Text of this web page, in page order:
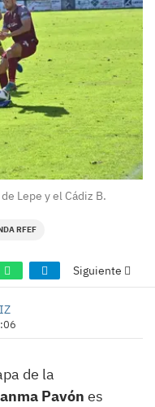
Lepe y el Cádiz B.
RFEF
Siguiente
de la
Pavón es